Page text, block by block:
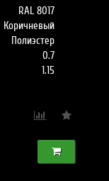
RAL 8017
Коричневый
Полиэстер
0.7
1.15